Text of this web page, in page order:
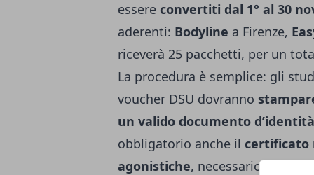
essere convertiti dal 1° al 30
aderenti: Bodyline a Firenze,
riceverà 25 pacchetti, per un
La procedura è semplice: gli
voucher DSU dovranno
un valido documento d’identità
obbligatorio anche il certificato
agonistiche, necessario per